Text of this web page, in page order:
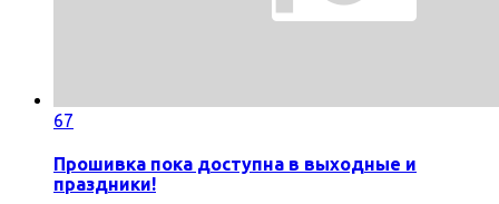
67
Прошивка пока доступна в выходные и
праздники!